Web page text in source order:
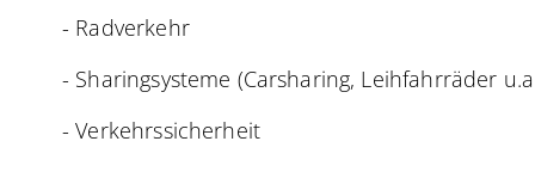
- Radverkehr
- Sharingsysteme (Carsharing, Leihfahrräder
- Verkehrssicherheit